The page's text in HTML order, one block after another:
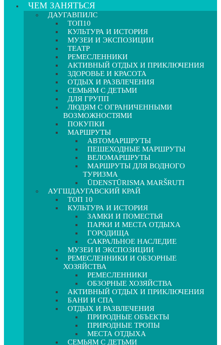
ЧЕМ ЗАНЯТЬСЯ
ДАУГАВПИЛС
ТОП10
КУЛЬТУРА И ИСТОРИЯ
МУЗЕИ И ЭКСПОЗИЦИИ
ТЕАТР
РЕМЕСЛЕННИКИ
АКТИВНЫЙ ОТДЫХ И ПРИКЛЮЧЕНИЯ
ЗДОРОВЬЕ И КРАСОТА
ОТДЫХ И РАЗВЛЕЧЕНИЯ
СЕМЬЯМ С ДЕТЬМИ
ДЛЯ ГРУПП
ЛЮДЯМ С ОГРАНИЧЕННЫМИ
ВОЗМОЖНОСТЯМИ
ПОКУПКИ
МАРШРУТЫ
АВТОМАРШРУТЫ
ПЕШЕХОДНЫЕ МАРШРУТЫ
ВЕЛОМАРШРУТЫ
МАРШРУТЫ ДЛЯ ВОДНОГО
ТУРИЗМА
ŪDENSTŪRISMA MARŠRUTI
АУГШДАУГАВСКИЙ КРАЙ
ТОП 10
КУЛЬТУРА И ИСТОРИЯ
ЗАМКИ И ПОМЕСТЬЯ
ПАРКИ И МЕСТА ОТДЫХА
ГОРОДИЩА
САКРАЛЬНОЕ НАСЛЕДИЕ
МУЗЕИ И ЭКСПОЗИЦИИ
РЕМЕСЛЕННИКИ И ОБЗОРНЫЕ
ХОЗЯЙСТВА
РЕМЕСЛЕННИКИ
ОБЗОРНЫЕ ХОЗЯЙСТВА
АКТИВНЫЙ ОТДЫХ И ПРИКЛЮЧЕНИЯ
БАНИ И СПА
ОТДЫХ И РАЗВЛЕЧЕНИЯ
ПРИРОДНЫЕ ОБЪЕКТЫ
ПРИРОДНЫЕ ТРОПЫ
МЕСТА ОТДЫХА
СЕМЬЯМ С ДЕТЬМИ